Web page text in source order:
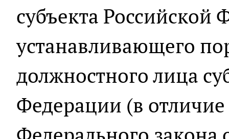
субъекта Российской
устанавливающего
должностного лица
Федерации (в